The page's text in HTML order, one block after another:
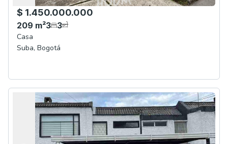
$ 1.450.000.000
209 m²3 3
Casa
Suba, Bogotá